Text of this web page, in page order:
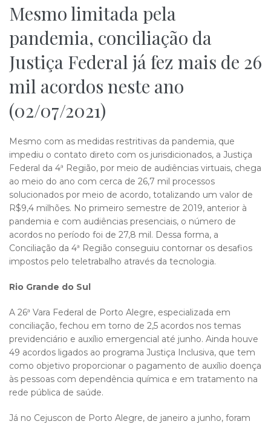
Mesmo limitada pela
pandemia, conciliação da
Justiça Federal já fez mais de 26
mil acordos neste ano
(02/07/2021)
Mesmo com as medidas restritivas da pandemia, que
impediu o contato direto com os jurisdicionados, a Justiça
Federal da 4ª Região, por meio de audiências virtuais, chega
ao meio do ano com cerca de 26,7 mil processos
solucionados por meio de acordo, totalizando um valor de
R$9,4 milhões. No primeiro semestre de 2019, anterior à
pandemia e com audiências presenciais, o número de
acordos no período foi de 27,8 mil. Dessa forma, a
Conciliação da 4ª Região conseguiu contornar os desafios
impostos pelo teletrabalho através da tecnologia.
Rio Grande do Sul
A 26ª Vara Federal de Porto Alegre, especializada em
conciliação, fechou em torno de 2,5 acordos nos temas
previdenciário e auxílio emergencial até junho. Ainda houve
49 acordos ligados ao programa Justiça Inclusiva, que tem
como objetivo proporcionar o pagamento de auxílio doença
às pessoas com dependência química e em tratamento na
rede pública de saúde.
Já no Cejuscon de Porto Alegre, de janeiro a junho, foram